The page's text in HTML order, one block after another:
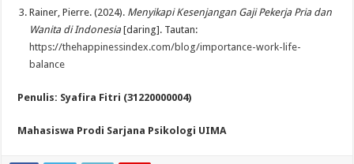
Rainer, Pierre. (2024). Menyikapi Kesenjangan Gaji Pekerja Pria dan
Wanita di Indonesia[daring]. Tautan:
https://thehappinessindex.com/blog/importance-work-life-
balance
Penulis: Syafira Fitri (31220000004)
Mahasiswa Prodi Sarjana Psikologi UIMA